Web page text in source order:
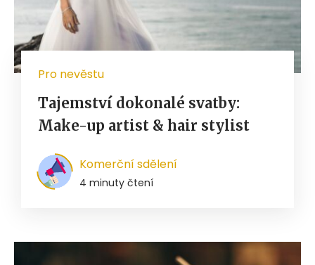
Pro nevěstu
Tajemství dokonalé svatby:
Make-up artist & hair stylist
Komerční sdělení
4 minuty čtení